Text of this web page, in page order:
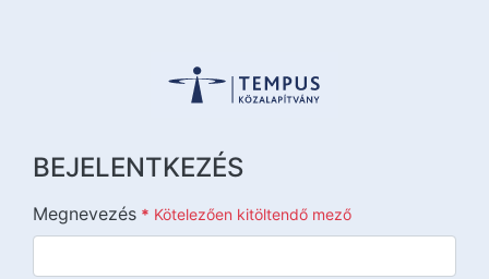
BEJELENTKEZÉS
Megnevezés * Kötelezően kitöltendő mező